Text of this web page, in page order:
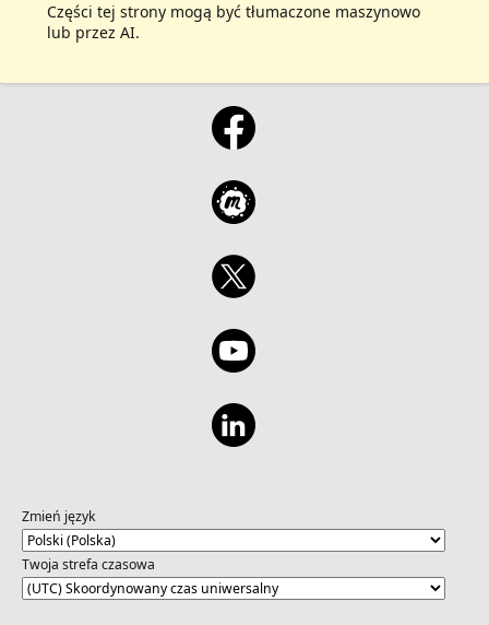
Części tej strony mogą być tłumaczone maszynowo
lub przez AI.
Zmień język
Twoja strefa czasowa